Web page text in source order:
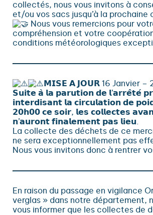
collectés, nous vous invitons à
et/ou vos sacs jusqu’à la prochaine
Nous vous remercions pour
compréhension et votre
conditions météorologiques
𝗠𝗜𝗦𝗘 𝗔 𝗝𝗢𝗨𝗥 16 Janvier –
𝗦𝘂𝗶𝘁𝗲 𝗮̀ 𝗹𝗮 𝗽𝗮𝗿𝘂𝘁𝗶𝗼𝗻 𝗱𝗲 𝗹’𝗮𝗿𝗿𝗲̂𝘁𝗲́
𝗶𝗻𝘁𝗲𝗿𝗱𝗶𝘀𝗮𝗻𝘁 𝗹𝗮 𝗰𝗶𝗿𝗰𝘂𝗹𝗮𝘁𝗶𝗼𝗻 𝗱𝗲
𝟮𝟬𝗵𝟬𝟬 𝗰𝗲 𝘀𝗼𝗶𝗿, 𝗹𝗲𝘀 𝗰𝗼𝗹𝗹𝗲𝗰𝘁𝗲𝘀
𝗻’𝗮𝘂𝗿𝗼𝗻𝘁 𝗳𝗶𝗻𝗮𝗹𝗲𝗺𝗲𝗻𝘁 𝗽𝗮𝘀 𝗹𝗶𝗲𝘂.
La collecte des déchets de ce
ne sera exceptionnellement pas
Nous vous invitons donc à rentrer
En raison du passage en vigilance
verglas » dans notre département,
vous informer que les collectes de